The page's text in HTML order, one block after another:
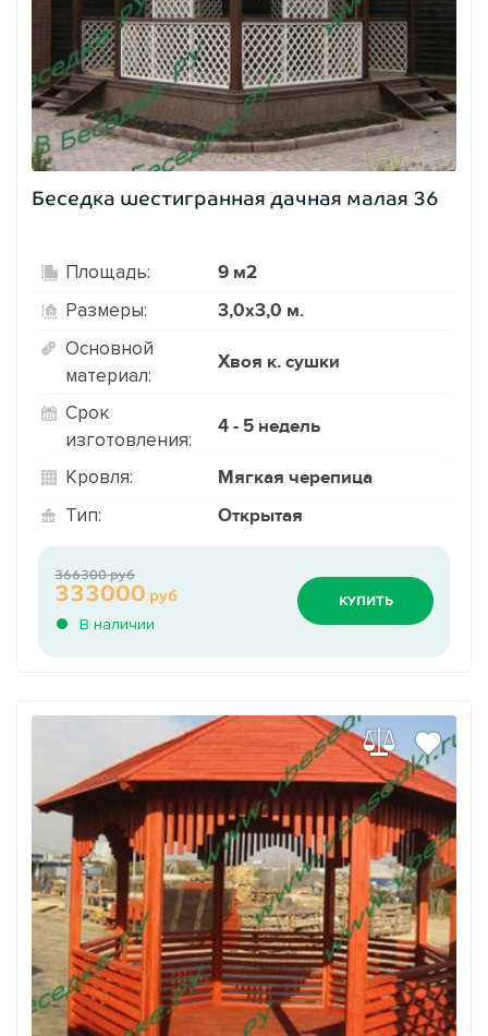
Беседка шестигранная дачная малая 36
Площадь: 9 м2
Размеры: 3,0х3,0 м.
Основной
материал:
Хвоя к. сушки
Срок
изготовления:
4 - 5 недель
Кровля: Мягкая черепица
Тип: Открытая
В наличии
333000 руб
366300 руб
КУПИТЬ